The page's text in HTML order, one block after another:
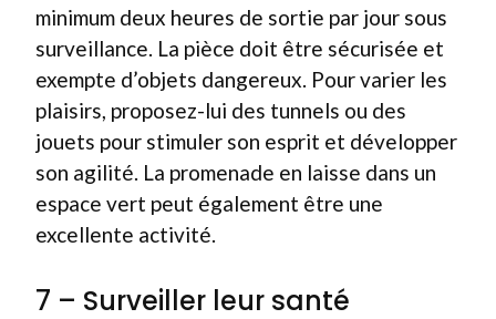
minimum deux heures de sortie par jour sous
surveillance. La pièce doit être sécurisée et
exempte d’objets dangereux. Pour varier les
plaisirs, proposez-lui des tunnels ou des
jouets pour stimuler son esprit et développer
son agilité. La promenade en laisse dans un
espace vert peut également être une
excellente activité.
7 – Surveiller leur santé